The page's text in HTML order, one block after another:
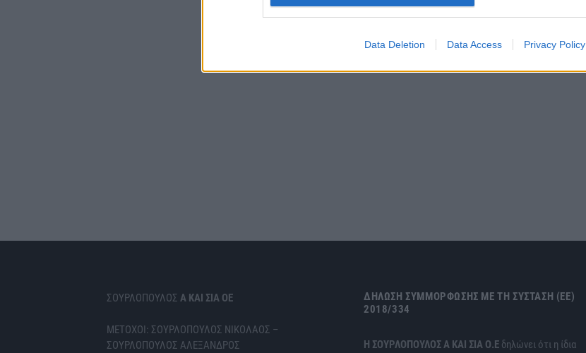
Data Deletion Data Access Privacy Policy
ΣΟΥΡΛΟΠΟΥΛΟΣ Α ΚΑΙ ΣΙΑ ΟΕ
ΜΕΤΟΧΟΙ: ΣΟΥΡΛΟΠΟΥΛΟΣ ΝΙΚΟΛΑΟΣ –
ΣΟΥΡΛΟΠΟΥΛΟΣ ΑΛΕΞΑΝΔΡΟΣ
ΔΉΛΩΣΗ ΣΥΜΜΌΡΦΩΣΗΣ ΜΕ ΤΗ ΣΎΣΤΑΣΗ (ΕΕ)
2018/334
H ΣΟΥΡΛΟΠΟΥΛΟΣ Α ΚΑΙ ΣΙΑ Ο.Ε δηλώνει ότι η ίδια